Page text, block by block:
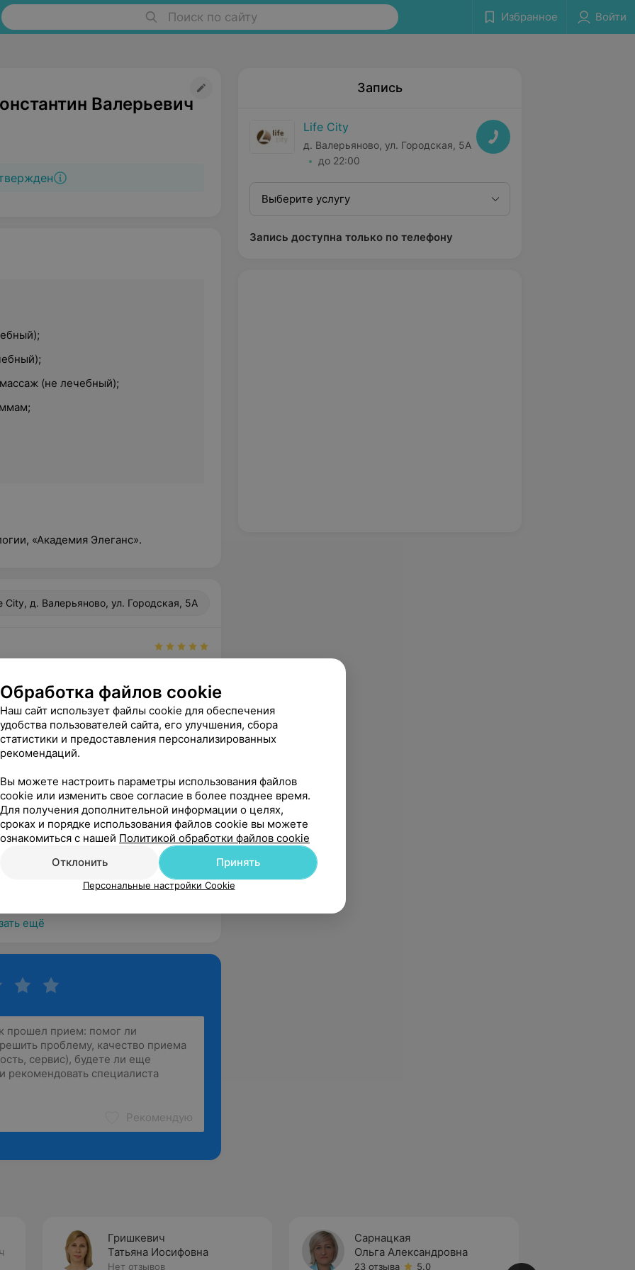
Поиск по сайту Избранное Войти
Валерьевич
(не лечебный);
«Академия Элеганс».
City, д. Валерьяново, ул. Городская, 5А
ул. Городская, 5А
Аркадьевна
ул. Городская, 5А
ул. Городская, 5А
ещё
Рекомендую
Запись
Life City
д. Валерьяново, ул. Городская, 5А
до 22:00
Выберите услугу
Запись доступна только по телефону
Гришкевич
Татьяна Иосифовна
Нет отзывов
Сарнацкая
Ольга Александровна
23 отзыва 5.0
Обработка файлов cookie
Наш сайт использует файлы cookie для обеспечения
удобства пользователей сайта, его улучшения, сбора
статистики и предоставления персонализированных
рекомендаций.
Вы можете настроить параметры использования файлов
cookie или изменить свое согласие в более позднее время.
Для получения дополнительной информации о целях,
сроках и порядке использования файлов cookie вы можете
ознакомиться с нашей Политикой обработки файлов cookie
Отклонить
Принять
Персональные настройки Cookie